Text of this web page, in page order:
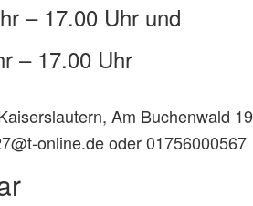
– 17.00 Uhr und
– 17.00 Uhr
Am Buchenwald 19
online.de oder 01756000567